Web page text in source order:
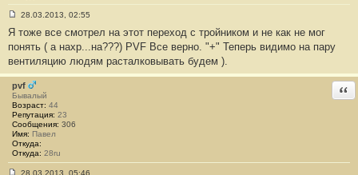
о
б
щ
н
и
е
#
2
8
28.03.2013, 02:55
Я тоже все смотрел на этот переход с тройником и не как не мог
понять ( а нахр...на???) PVF Все верно. "+" Теперь видимо на пару
вентиляцию людям расталковывать будем ).
pvf
Бывалый
Возраст: 44
Репутация: 23
Сообщения: 306
Имя: Павел
Откуда:
Откуда: 28ru
28.03.2013, 05:46